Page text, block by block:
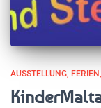
AUSSTELLUNG FERIEN